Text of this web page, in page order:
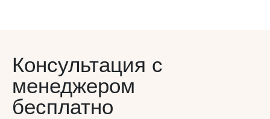
Консультация с
менеджером
бесплатно